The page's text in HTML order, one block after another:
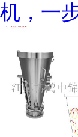
机，一